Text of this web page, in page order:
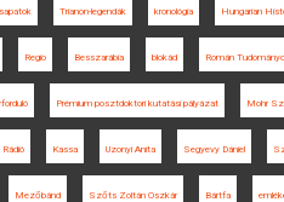
Trianon-legendák kronológia Hungarian
Regio Besszarábia blokád Román
Prémium posztdoktori kutatási pályázat Mohr
Rádió Kassa Uzonyi Anita Segyevy Dániel
Mezőbánd Szőts Zoltán Oszkár Bártfa